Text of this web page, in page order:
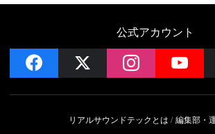
公式アカウント
facebook instagram
リアルサウンドテックとは
編集部・